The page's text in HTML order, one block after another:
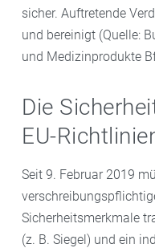
sicher. Auftretende
und bereinigt (Quelle:
und Medizinprodukte
Die
EU-
Seit 9. Februar 2019
Sicherheitsmerkmale
(z. B. Siegel) und ein